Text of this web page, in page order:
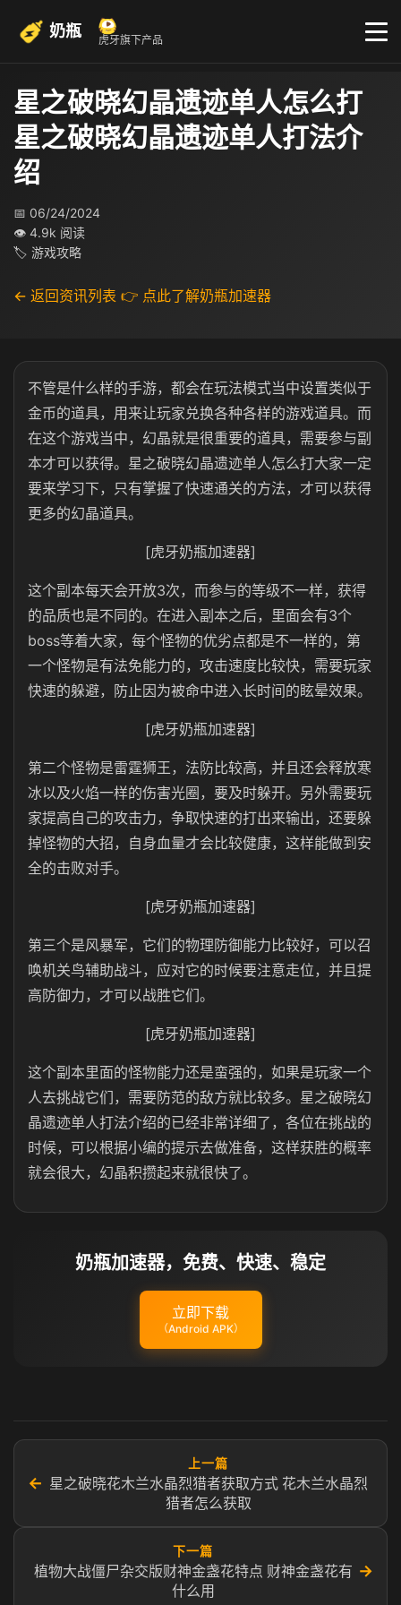
奶瓶 虎牙旗下产品
星之破晓幻晶遗迹单人怎么打
星之破晓幻晶遗迹单人打法介
绍
📅 06/24/2024
👁 4.9k 阅读
🏷 游戏攻略
← 返回资讯列表 👉 点此了解奶瓶加速器
不管是什么样的手游，都会在玩法模式当中设置类似于
金币的道具，用来让玩家兑换各种各样的游戏道具。而
在这个游戏当中，幻晶就是很重要的道具，需要参与副
本才可以获得。星之破晓幻晶遗迹单人怎么打大家一定
要来学习下，只有掌握了快速通关的方法，才可以获得
更多的幻晶道具。
[虎牙奶瓶加速器]
这个副本每天会开放3次，而参与的等级不一样，获得
的品质也是不同的。在进入副本之后，里面会有3个
boss等着大家，每个怪物的优劣点都是不一样的，第
一个怪物是有法免能力的，攻击速度比较快，需要玩家
快速的躲避，防止因为被命中进入长时间的眩晕效果。
[虎牙奶瓶加速器]
第二个怪物是雷霆狮王，法防比较高，并且还会释放寒
冰以及火焰一样的伤害光圈，要及时躲开。另外需要玩
家提高自己的攻击力，争取快速的打出来输出，还要躲
掉怪物的大招，自身血量才会比较健康，这样能做到安
全的击败对手。
[虎牙奶瓶加速器]
第三个是风暴军，它们的物理防御能力比较好，可以召
唤机关鸟辅助战斗，应对它的时候要注意走位，并且提
高防御力，才可以战胜它们。
[虎牙奶瓶加速器]
这个副本里面的怪物能力还是蛮强的，如果是玩家一个
人去挑战它们，需要防范的敌方就比较多。星之破晓幻
晶遗迹单人打法介绍的已经非常详细了，各位在挑战的
时候，可以根据小编的提示去做准备，这样获胜的概率
就会很大，幻晶积攒起来就很快了。
奶瓶加速器，免费、快速、稳定
立即下载
（Android APK）
←
上一篇
星之破晓花木兰水晶烈猎者获取方式 花木兰水晶烈
猎者怎么获取
下一篇
植物大战僵尸杂交版财神金盏花特点 财神金盏花有
什么用
→